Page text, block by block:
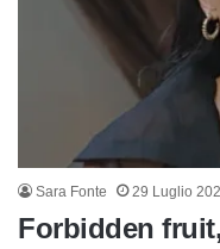
Sara Fonte 29 Luglio
Forbidden